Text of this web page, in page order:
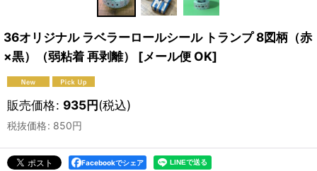
36オリジナル ラベラーロールシール トランプ 8図柄（赤
×黒）（弱粘着 再剥離）
[メール便 OK]
販売価格: 935円(税込)
税抜価格: 850円
Facebookでシェア